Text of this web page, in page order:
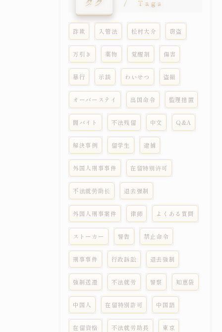
Tags
詐欺 入管法 松村大介 窃盗
万引き 薬物 覚醒剤 傷害
暴行 示談 わいせつ 盗撮
オーバーステイ 出国命令 監理措置
闇バイト 不法残留 中文 Q&A
解決事例 留学生 逮捕
外国人刑事事件 在留特别许可
不法就劳助长 退去强制
外国人刑事案件 律师 よくある質問
ストーカー 警告 禁止命令
刑事事件 行政訴訟 退去強制
強制送還 不法就労 警察 知恵袋
中国人 在留特別許可 中国語
在留資格 不法就労助長 東京